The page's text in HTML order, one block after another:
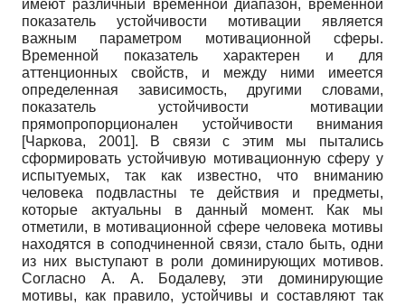
имеют различный временной диапазон, временной
показатель устойчивости мотивации является
важным параметром мотивационной сферы.
Временной показатель характерен и для
аттенционных свойств, и между ними имеется
определенная зависимость, другими словами,
показатель устойчивости мотивации
прямопропорционален устойчивости внимания
[Чаркова, 2001]. В связи с этим мы пытались
сформировать устойчивую мотивационную сферу у
испытуемых, так как известно, что вниманию
человека подвластны те действия и предметы,
которые актуальны в данный момент. Как мы
отметили, в мотивационной сфере человека мотивы
находятся в соподчиненной связи, стало быть, одни
из них выступают в роли доминирующих мотивов.
Согласно А. А. Бодалеву, эти доминирующие
мотивы, как правило, устойчивы и составляют так